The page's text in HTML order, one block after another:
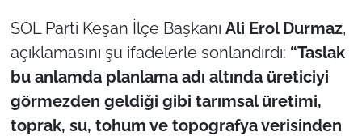
SOL Parti Keşan İlçe Başkanı Ali Erol Durmaz,
açıklamasını şu ifadelerle sonlandırdı: “Taslak
bu anlamda planlama adı altında üreticiyi
görmezden geldiği gibi tarımsal üretimi,
toprak, su, tohum ve topografya verisinden